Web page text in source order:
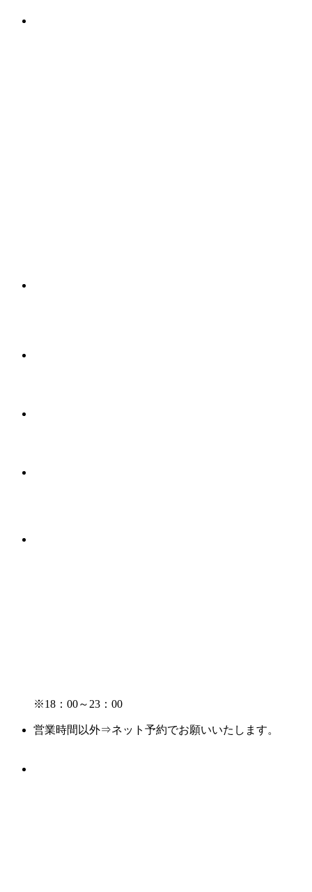
※18：00～23：00
営業時間以外⇒ネット予約でお願いいたします。